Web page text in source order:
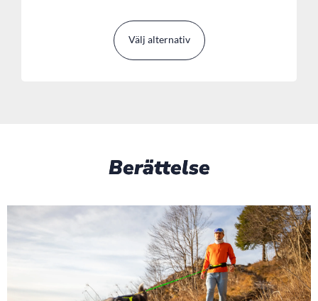
Välj alternativ
Berättelse